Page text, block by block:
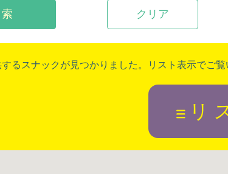
クリア
るスナックが見つかりました。リスト表示でご覧
リ